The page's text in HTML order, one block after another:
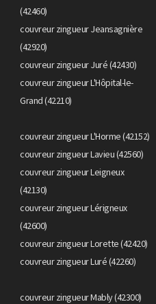
(42460)
couvreur zingueur Jeansagnière
(42920)
couvreur zingueur Juré (42430)
couvreur zingueur L'Hôpital-le-
Grand (42210)
couvreur zingueur L'Horme (42152)
couvreur zingueur Lavieu (42560)
couvreur zingueur Leigneux
(42130)
couvreur zingueur Lérigneux
(42600)
couvreur zingueur Lorette (42420)
couvreur zingueur Luré (42260)
couvreur zingueur Mably (42300)